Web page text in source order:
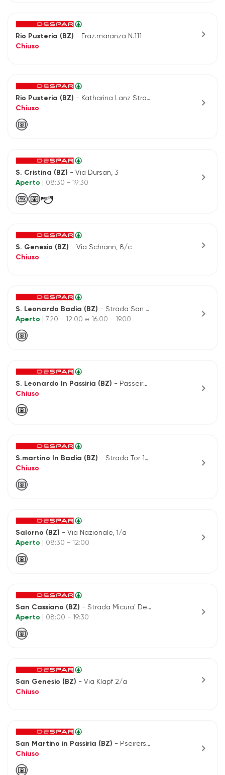
Rio Pusteria (BZ) - Fraz.maranza N.111
Chiuso
chevron_right
Rio Pusteria (BZ) - Katharina Lanz Strasse 63
Chiuso
chevron_right
S. Cristina (BZ) - Via Dursan, 3
Aperto
| 08:30 - 19:30 chevron_right
S. Genesio (BZ) - Via Schrann, 8/c
Chiuso
chevron_right
S. Leonardo Badia (BZ) - Strada San Linert, 56
Aperto
| 7.20 - 12.00 e 16.00 - 19.00 chevron_right
S. Leonardo In Passiria (BZ) - Passeirerstr., 39
Chiuso
chevron_right
S.martino In Badia (BZ) - Strada Tor 18/a
Chiuso
chevron_right
Salorno (BZ) - Via Nazionale, 1/a
Aperto
| 08:30 - 12:00 chevron_right
San Cassiano (BZ) - Strada Micura' De RÜ, 22
Aperto
| 08:00 - 19:30 chevron_right
San Genesio (BZ) - Via Klapf 2/a
Chiuso
chevron_right
San Martino in Passiria (BZ) - Pseirerstr, 85
Chiuso
chevron_right